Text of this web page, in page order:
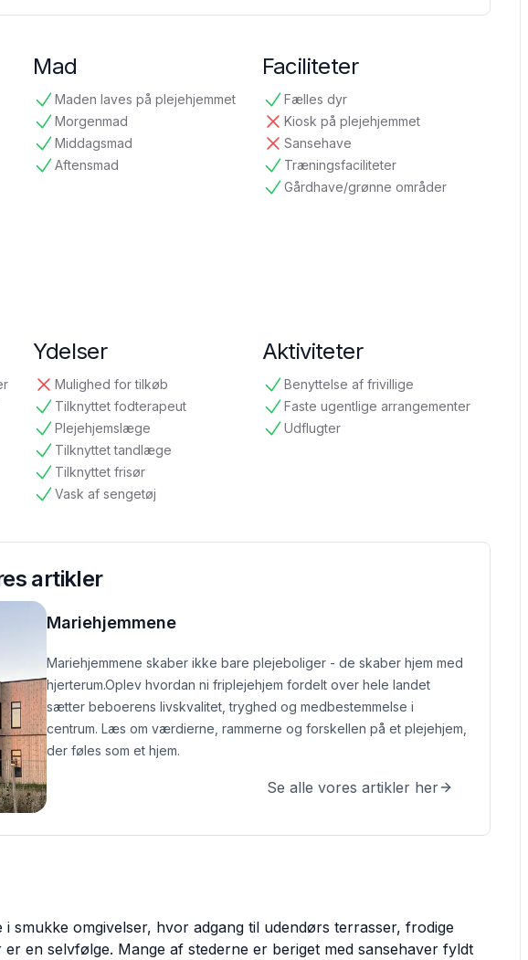
Mad
Maden laves på plejehjemmet
tilgængelig
Morgenmad
tilgængelig
Middagsmad
tilgængelig
Aftensmad
tilgængelig
Faciliteter
Fælles dyr
tilgængelig
Kiosk på plejehjemmet
ikke tilgængelig
Sansehave
ikke tilgængelig
Træningsfaciliteter
tilgængelig
Gårdhave/grønne områder
tilgængelig
Ydelser
Mulighed for tilkøb
ikke tilgængelig
Tilknyttet fodterapeut
tilgængelig
Plejehjemslæge
tilgængelig
Tilknyttet tandlæge
tilgængelig
Tilknyttet frisør
tilgængelig
Vask af sengetøj
tilgængelig
Aktiviteter
Benyttelse af frivillige
tilgængelig
Faste ugentlige arrangementer
tilgængelig
Udflugter
tilgængelig
artikler
Mariehjemmene
Mariehjemmene skaber ikke bare plejeboliger - de skaber hjem med
hjerterum.Oplev hvordan ni friplejehjem fordelt over hele landet
sætter beboerens livskvalitet, tryghed og medbestemmelse i
centrum. Læs om værdierne, rammerne og forskellen på et plejehjem,
der føles som et hjem.
Se alle vores artikler her
i smukke omgivelser, hvor adgang til udendørs terrasser, frodige
en selvfølge. Mange af stederne er beriget med sansehaver fyldt